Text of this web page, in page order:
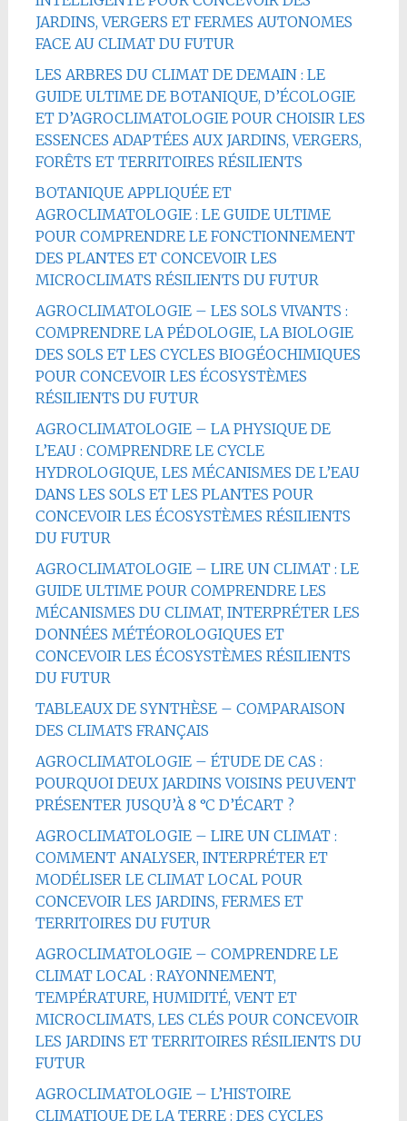
JARDINS, VERGERS ET FERMES AUTONOMES
FACE AU CLIMAT DU FUTUR
LES ARBRES DU CLIMAT DE DEMAIN : LE
GUIDE ULTIME DE BOTANIQUE, D’ÉCOLOGIE
ET D’AGROCLIMATOLOGIE POUR CHOISIR LES
ESSENCES ADAPTÉES AUX JARDINS, VERGERS,
FORÊTS ET TERRITOIRES RÉSILIENTS
BOTANIQUE APPLIQUÉE ET
AGROCLIMATOLOGIE : LE GUIDE ULTIME
POUR COMPRENDRE LE FONCTIONNEMENT
DES PLANTES ET CONCEVOIR LES
MICROCLIMATS RÉSILIENTS DU FUTUR
AGROCLIMATOLOGIE – LES SOLS VIVANTS :
COMPRENDRE LA PÉDOLOGIE, LA BIOLOGIE
DES SOLS ET LES CYCLES BIOGÉOCHIMIQUES
POUR CONCEVOIR LES ÉCOSYSTÈMES
RÉSILIENTS DU FUTUR
AGROCLIMATOLOGIE – LA PHYSIQUE DE
L’EAU : COMPRENDRE LE CYCLE
HYDROLOGIQUE, LES MÉCANISMES DE L’EAU
DANS LES SOLS ET LES PLANTES POUR
CONCEVOIR LES ÉCOSYSTÈMES RÉSILIENTS
DU FUTUR
AGROCLIMATOLOGIE – LIRE UN CLIMAT : LE
GUIDE ULTIME POUR COMPRENDRE LES
MÉCANISMES DU CLIMAT, INTERPRÉTER LES
DONNÉES MÉTÉOROLOGIQUES ET
CONCEVOIR LES ÉCOSYSTÈMES RÉSILIENTS
DU FUTUR
TABLEAUX DE SYNTHÈSE – COMPARAISON
DES CLIMATS FRANÇAIS
AGROCLIMATOLOGIE – ÉTUDE DE CAS :
POURQUOI DEUX JARDINS VOISINS PEUVENT
PRÉSENTER JUSQU’À 8 °C D’ÉCART ?
AGROCLIMATOLOGIE – LIRE UN CLIMAT :
COMMENT ANALYSER, INTERPRÉTER ET
MODÉLISER LE CLIMAT LOCAL POUR
CONCEVOIR LES JARDINS, FERMES ET
TERRITOIRES DU FUTUR
AGROCLIMATOLOGIE – COMPRENDRE LE
CLIMAT LOCAL : RAYONNEMENT,
TEMPÉRATURE, HUMIDITÉ, VENT ET
MICROCLIMATS, LES CLÉS POUR CONCEVOIR
LES JARDINS ET TERRITOIRES RÉSILIENTS DU
FUTUR
AGROCLIMATOLOGIE – L’HISTOIRE
CLIMATIQUE DE LA TERRE : DES CYCLES